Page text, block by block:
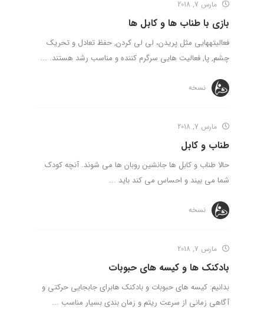
مارس 7, 2018
بازی با طناب ها و کابل ها
فعالیتههایی مثل پریدن، لی لی کردن, حفظ تعادل و تحریک
چشم, پا, فعالیت هایی سرگرم کننده و مناسب رشد هستند. ...
نسخه
مارس 7, 2018
طناب و کابل
حالا طناب و کابل ها جانشین روبان ها می شوند. آنچه کودک
شما می بیند و احساس می کند باید ...
نسخه
مارس 7, 2018
بادکنک ها و کیسه های حبوبات
بدانیم: کیسه های حبوبات و بادکنک هابرای جابجایی حرکتی و
آگاهی زمانی از سرعت ریتم و زمان بندی بسیار مناسب ...